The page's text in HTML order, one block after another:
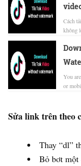
Cách
không
You
or
Sửa link trên theo
Thay “dl”
Bỏ bơt một